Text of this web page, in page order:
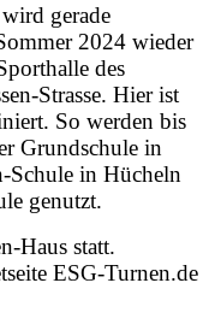
gerade
2024 wieder
des
Strasse. Hier ist
So werden bis
Grundschule in
Schule in Hücheln
genutzt.
Haus statt.
ESG-Turnen.de